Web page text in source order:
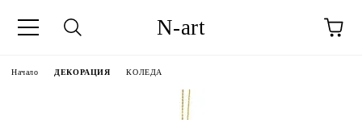
N-art
Начало ДЕКОРАЦИЯ КОЛЕДА